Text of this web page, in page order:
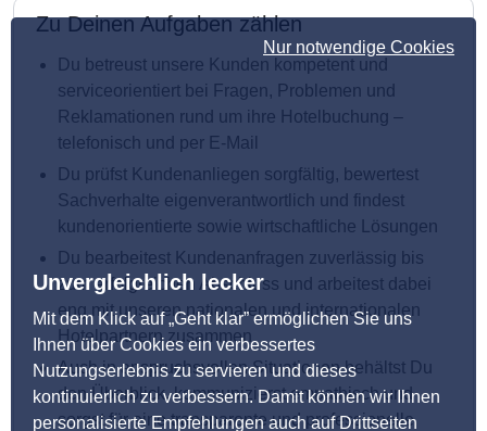
Nur notwendige Cookies
Unvergleichlich lecker
Mit dem Klick auf „Geht klar” ermöglichen Sie uns
Ihnen über Cookies ein verbessertes
Nutzungserlebnis zu servieren und dieses
kontinuierlich zu verbessern. Damit können wir Ihnen
personalisierte Empfehlungen auch auf Drittseiten
Zu Deinen Aufgaben zählen
Du betreust unsere Kunden kompetent und
serviceorientiert bei Fragen, Problemen und
Reklamationen rund um ihre Hotelbuchung –
telefonisch und per E-Mail
Du prüfst Kundenanliegen sorgfältig, bewertest
Sachverhalte eigenverantwortlich und findest
kundenorientierte sowie wirtschaftliche Lösungen
Du bearbeitest Kundenanfragen zuverlässig bis
zum erfolgreichen Abschluss und arbeitest dabei
eng mit unseren nationalen und internationalen
Hotelpartnern zusammen
Auch in anspruchsvollen Situationen behältst Du
den Überblick, kommunizierst empathisch und
sorgst für eine transparente und professionelle